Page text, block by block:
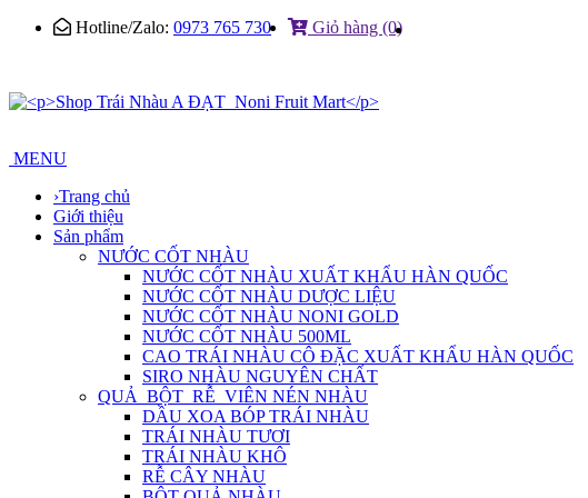
Hotline/Zalo: 0973 765 730 Giỏ hàng (0)
MENU
›Trang chủ
Giới thiệu
Sản phẩm
NƯỚC CỐT NHÀU
NƯỚC CỐT NHÀU XUẤT KHẨU HÀN QUỐC
NƯỚC CỐT NHÀU DƯỢC LIỆU
NƯỚC CỐT NHÀU NONI GOLD
NƯỚC CỐT NHÀU 500ML
CAO TRÁI NHÀU CÔ ĐẶC XUẤT KHẨU HÀN QUỐC
SIRO NHÀU NGUYÊN CHẤT
QUẢ_BỘT_RỄ_VIÊN NÉN NHÀU
DẦU XOA BÓP TRÁI NHÀU
TRÁI NHÀU TƯƠI
TRÁI NHÀU KHÔ
RỄ CÂY NHÀU